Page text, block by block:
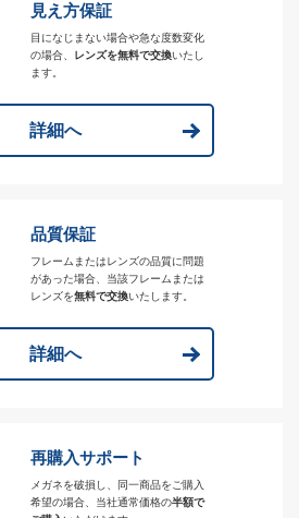
見え方保証
目になじまない場合や急な度数変化
の場合、
レンズを無料で交換いたし
ます。
詳細へ
品質保証
フレームまたはレンズの品質に問題
があった場合、当該フレームまたは
レンズを無料で交換いたします。
詳細へ
再購入サポート
メガネを破損し、同一商品をご購入
希望の場合、当社通常価格の半額で